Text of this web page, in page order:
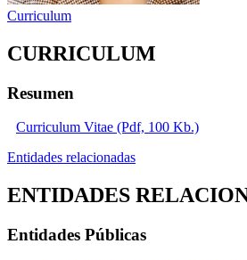
Curriculum
CURRICULUM
Resumen
Curriculum Vitae (Pdf, 100 Kb.)
Entidades relacionadas
ENTIDADES
Entidades Públicas